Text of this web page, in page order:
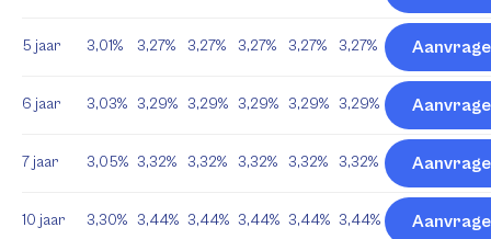
5 jaar 3,01% 3,27% 3,27% 3,27% 3,27% 3,27%
6 jaar 3,03% 3,29% 3,29% 3,29% 3,29% 3,29%
7 jaar 3,05% 3,32% 3,32% 3,32% 3,32% 3,32%
10 jaar 3,30% 3,44% 3,44% 3,44% 3,44% 3,44%